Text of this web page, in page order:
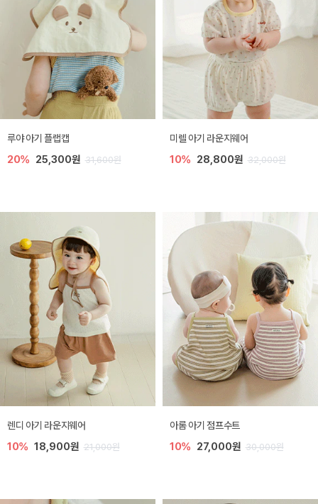
루야 아기 플랩캡
20% 25,300원 31,600원
미렐 아기 라운지웨어
10% 28,800원 32,000원
렌디 아기 라운지웨어
10% 18,900원 21,000원
아롬 아기 점프수트
10% 27,000원 30,000원